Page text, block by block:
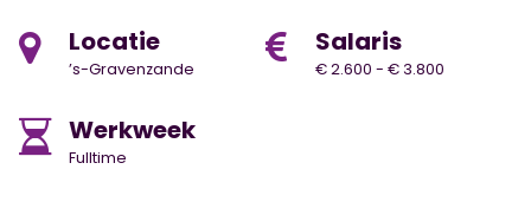
Locatie
’s-Gravenzande
Salaris
€ 2.600 - € 3.800
Werkweek
Fulltime